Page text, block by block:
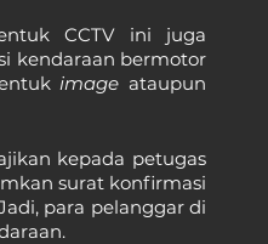
CCTV ini juga
kendaraan bermotor
image ataupun
kepada petugas
surat konfirmasi
para pelanggar di